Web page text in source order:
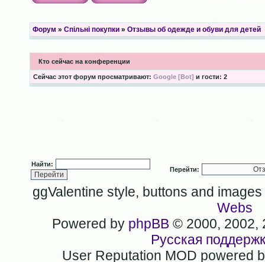
Форум » Спільні покупки» Отзывы об одежде и обуви для детей
Кто сейчас на конференции
Сейчас этот форум просматривают: Google [Bot] и гости: 2
Найти:
Перейти:
ggValentine style, buttons and
Webs
Powered by phpBB © 2000, 2002,
Русская
User Reputation MOD powered